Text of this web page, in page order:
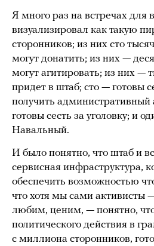
Я много раз на встречах для
визуализировал как такую
сторонников; из них сто
могут донатить; из них —
могут агитировать; из них —
придет в штаб; сто — готовы
получить административный
готовы сесть за уголовку; и
Навальный.
И было понятно, что штаб и
сервисная инфраструктура,
обеспечить возможностью
что хотя мы сами активисты
любим, ценим, — понятно,
политического действия в
с миллиона сторонников,